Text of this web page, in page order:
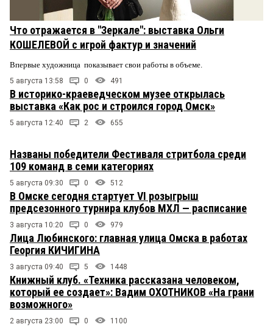
Что отражается в "Зеркале": выставка Ольги
КОШЕЛЕВОЙ с игрой фактур и значений
Впервые художница показывает свои работы в объеме.
5 августа 13:58 0 491
В историко-краеведческом музее открылась
выставка «Как рос и строился город Омск»
5 августа 12:40 2 655
Названы победители Фестиваля стритбола среди
109 команд в семи категориях
5 августа 09:30 0 512
В Омске сегодня стартует VI розыгрыш
предсезонного турнира клубов МХЛ — расписание
3 августа 10:20 0 979
Лица Любинского: главная улица Омска в работах
Георгия КИЧИГИНА
3 августа 09:40 5 1448
Книжный клуб. «Техника рассказана человеком,
который ее создает»: Вадим ОХОТНИКОВ «На грани
возможного»
2 августа 23:00 0 1100